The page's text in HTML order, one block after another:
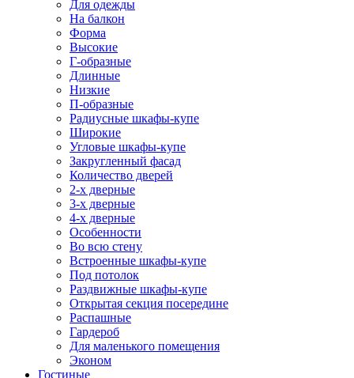
Для одежды
На балкон
Форма
Высокие
Г-образные
Длинные
Низкие
П-образные
Радиусные шкафы-купе
Широкие
Угловые шкафы-купе
Закругленный фасад
Количество дверей
2-х дверные
3-х дверные
4-х дверные
Особенности
Во всю стену
Встроенные шкафы-купе
Под потолок
Раздвижные шкафы-купе
Открытая секция посередине
Распашные
Гардероб
Для маленького помещения
Эконом
Гостиные